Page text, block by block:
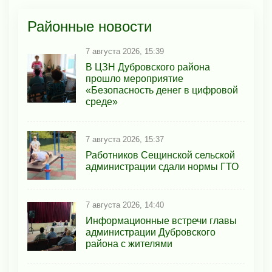
Районные новости
7 августа 2026, 15:39
В ЦЗН Дубровского района
прошло мероприятие
«Безопасность денег в цифровой
среде»
7 августа 2026, 15:37
Работников Сещинской сельской
администрации сдали нормы ГТО
7 августа 2026, 14:40
Информационные встречи главы
администрации Дубровского
района с жителями